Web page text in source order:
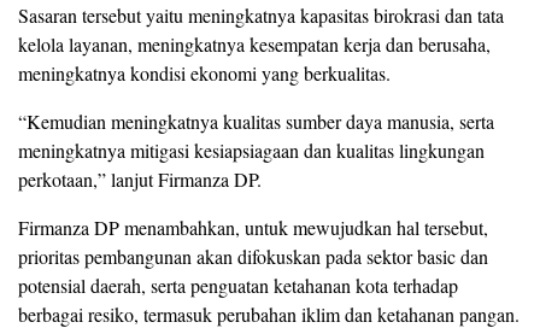
Sasaran tersebut yaitu meningkatnya kapasitas birokrasi dan tata
kelola layanan, meningkatnya kesempatan kerja dan berusaha,
meningkatnya kondisi ekonomi yang berkualitas.
“Kemudian meningkatnya kualitas sumber daya manusia, serta
meningkatnya mitigasi kesiapsiagaan dan kualitas lingkungan
perkotaan,” lanjut Firmanza DP.
Firmanza DP menambahkan, untuk mewujudkan hal tersebut,
prioritas pembangunan akan difokuskan pada sektor basic dan
potensial daerah, serta penguatan ketahanan kota terhadap
berbagai resiko, termasuk perubahan iklim dan ketahanan pangan.